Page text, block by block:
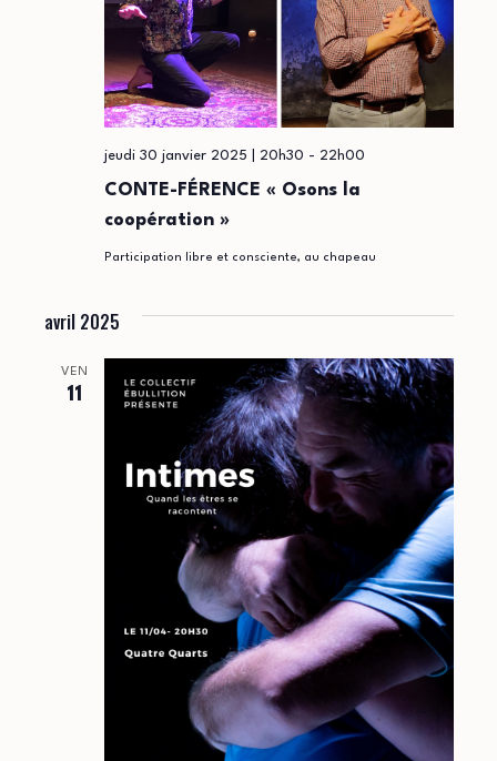
CONTE-FÉRENCE « Osons la
coopération »
jeudi 30 janvier 2025 | 20h30 - 22h00
Participation libre et consciente, au chapeau
avril 2025
VEN
11